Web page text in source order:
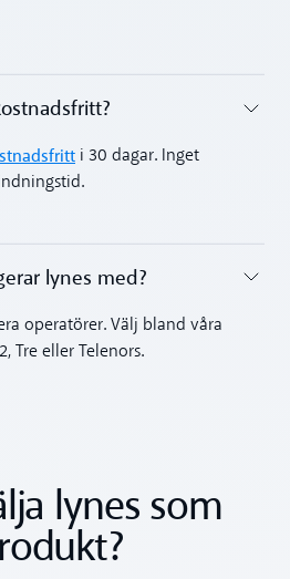
i 30 dagar. Inget
lynes med?
operatörer. Välj bland våra
Tre eller Telenors.
lynes som